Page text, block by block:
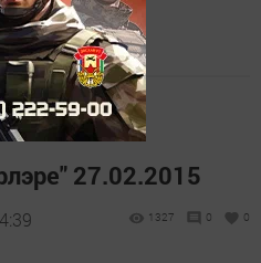
27.02.2015
1327 0 0